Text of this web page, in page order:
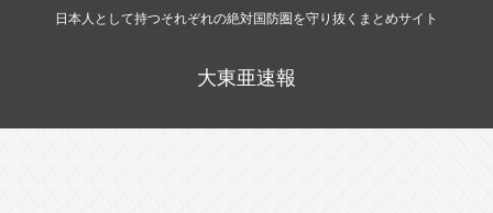
日本人として持つそれぞれの絶対国防圏を守り抜くまとめサイト
大東亜速報